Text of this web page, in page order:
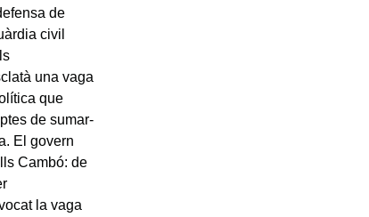
de
civil
una vaga
que
de sumar-
El govern
Cambó: de
la vaga